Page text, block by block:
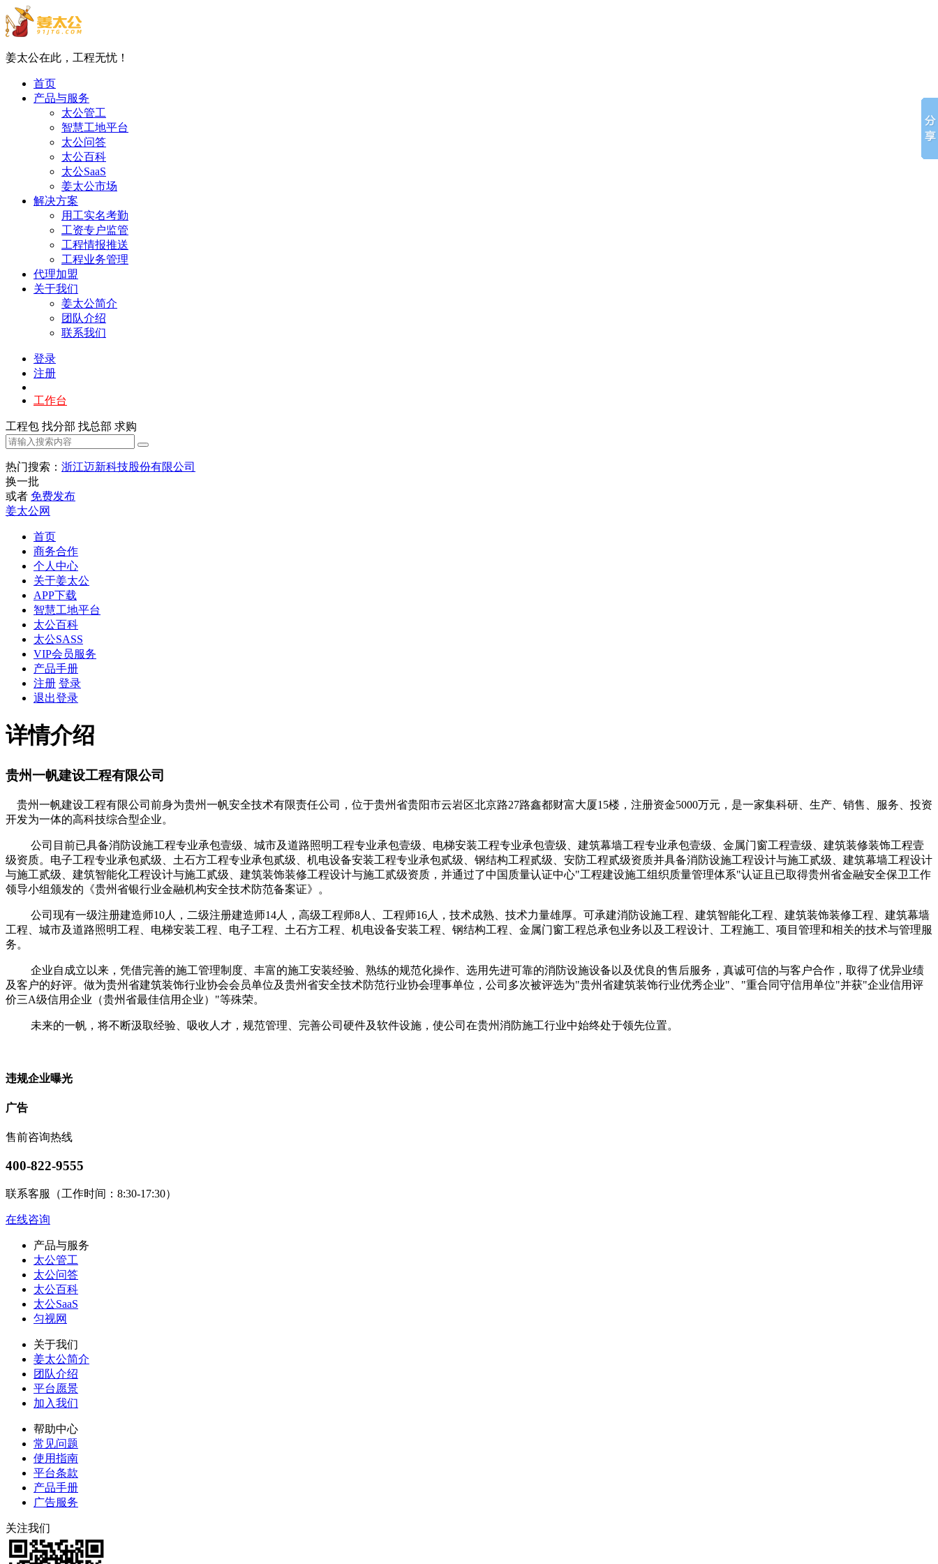
姜太公在此，工程无忧！
首页
产品与服务
太公管工
智慧工地平台
太公问答
太公百科
太公SaaS
姜太公市场
解决方案
用工实名考勤
工资专户监管
工程情报推送
工程业务管理
代理加盟
关于我们
姜太公简介
团队介绍
联系我们
登录
注册
工作台
工程包 找分部 找总部 求购
热门搜索： 浙江迈新科技股份有限公司
换一批
或者 免费发布
姜太公网
首页
商务合作
个人中心
关于姜太公
APP下载
智慧工地平台
太公百科
太公SASS
VIP会员服务
产品手册
注册 登录
退出登录
详情介绍
贵州一帆建设工程有限公司
贵州一帆建设工程有限公司前身为贵州一帆安全技术有限责任公司，位于贵州省贵阳市云岩区北京路27路鑫都财富大厦15楼，注册资金5000万元，是一家集科研、生产、销售、服务、投资
开发为一体的高科技综合型企业。
公司目前已具备消防设施工程专业承包壹级、城市及道路照明工程专业承包壹级、电梯安装工程专业承包壹级、建筑幕墙工程专业承包壹级、金属门窗工程壹级、建筑装修装饰工程壹
级资质。电子工程专业承包贰级、土石方工程专业承包贰级、机电设备安装工程专业承包贰级、钢结构工程贰级、安防工程贰级资质并具备消防设施工程设计与施工贰级、建筑幕墙工程设计
与施工贰级、建筑智能化工程设计与施工贰级、建筑装饰装修工程设计与施工贰级资质，并通过了中国质量认证中心"工程建设施工组织质量管理体系"认证且已取得贵州省金融安全保卫工作
领导小组颁发的《贵州省银行业金融机构安全技术防范备案证》。
公司现有一级注册建造师10人，二级注册建造师14人，高级工程师8人、工程师16人，技术成熟、技术力量雄厚。可承建消防设施工程、建筑智能化工程、建筑装饰装修工程、建筑幕墙
工程、城市及道路照明工程、电梯安装工程、电子工程、土石方工程、机电设备安装工程、钢结构工程、金属门窗工程总承包业务以及工程设计、工程施工、项目管理和相关的技术与管理服
务。
企业自成立以来，凭借完善的施工管理制度、丰富的施工安装经验、熟练的规范化操作、选用先进可靠的消防设施设备以及优良的售后服务，真诚可信的与客户合作，取得了优异业绩
及客户的好评。做为贵州省建筑装饰行业协会会员单位及贵州省安全技术防范行业协会理事单位，公司多次被评选为"贵州省建筑装饰行业优秀企业"、"重合同守信用单位"并获"企业信用评
价三A级信用企业（贵州省最佳信用企业）"等殊荣。
未来的一帆，将不断汲取经验、吸收人才，规范管理、完善公司硬件及软件设施，使公司在贵州消防施工行业中始终处于领先位置。
违规企业曝光
广告
售前咨询热线
400-822-9555
联系客服（工作时间：8:30-17:30）
在线咨询
产品与服务
太公管工
太公问答
太公百科
太公SaaS
匀视网
关于我们
姜太公简介
团队介绍
平台愿景
加入我们
帮助中心
常见问题
使用指南
平台条款
产品手册
广告服务
关注我们